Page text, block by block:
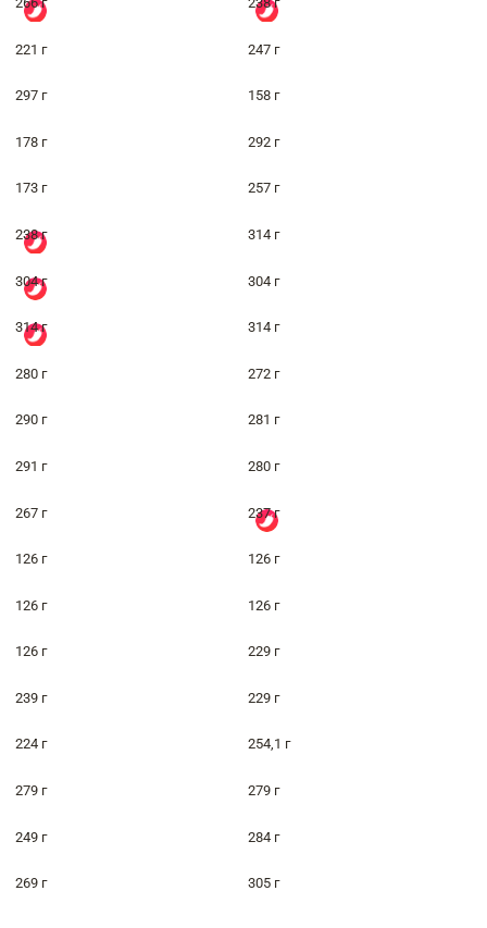
221 г 247 г
297 г 158 г
178 г 292 г
173 г 257 г
238 г 314 г
304 г 304 г
314 г 314 г
280 г 272 г
290 г 281 г
291 г 280 г
267 г 237 г
126 г 126 г
126 г 126 г
126 г 229 г
239 г 229 г
224 г 254,1 г
279 г 279 г
249 г 284 г
269 г 305 г